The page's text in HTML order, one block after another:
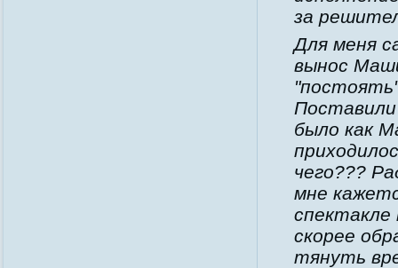
за
Для меня
вынос
было как
чего???
мне
спектакле
скорее
тянуть